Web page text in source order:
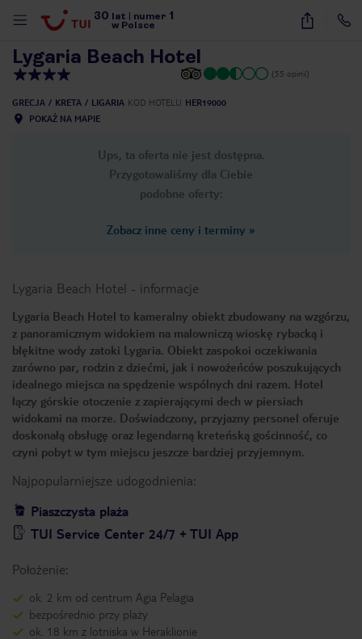
30 lat numer 1
w Polsce
32
Lygaria Beach Hotel
(55 opinii)
GRECJA KRETA LIGARIA KOD HOTELU HER19000
POKAŻ NA MAPIE
Ups, ta oferta nie jest dostępna.
Przygotowaliśmy dla Ciebie
podobne oferty:
Zobacz inne ceny i terminy »
Lygaria Beach Hotel - informacje
Lygaria Beach Hotel to kameralny obiekt zbudowany na wzgórzu,
z panoramicznym widokiem na malowniczą wioskę rybacką i
błękitne wody zatoki Lygaria. Obiekt zaspokoi oczekiwania
zarówno par, rodzin z dziećmi, jak i nowożeńców poszukujących
idealnego miejsca na spędzenie wspólnych dni razem. Hotel
łączy górskie otoczenie z zapierającymi dech w piersiach
widokami na morze. Doświadczony, przyjazny personel oferuje
doskonałą obsługę oraz legendarną kreteńską gościnność, co
czyni pobyt w tym miejscu jeszcze bardziej przyjemnym.
Najpopularniejsze udogodnienia:
Piaszczysta plaża
TUI Service Center 24/7 + TUI App
Położenie:
ok. 2 km od centrum Agia Pelagia
bezpośrednio przy plaży
ok. 18 km z lotniska w Heraklionie